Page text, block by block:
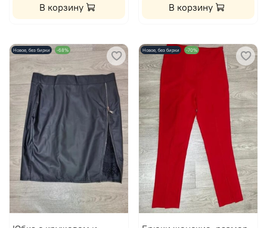
В корзину В корзину
Новое, без бирки -68% Новое, без бирки -70%